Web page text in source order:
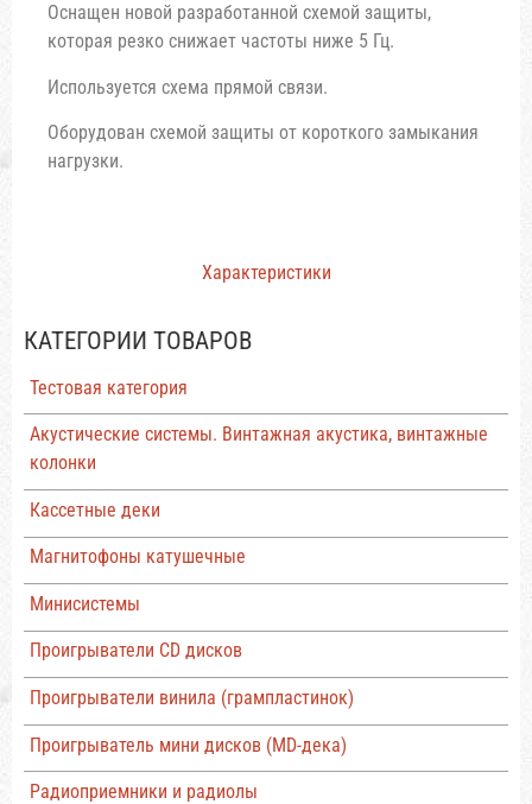
КАТЕГОРИИ ТОВАРОВ
Тестовая категория
Акустические системы. Винтажная акустика, винтажные
колонки
Кассетные деки
Магнитофоны катушечные
Минисистемы
Проигрыватели CD дисков
Проигрыватели винила (грампластинок)
Проигрыватель мини дисков (MD-дека)
Радиоприемники и радиолы
Характеристики
Оснащен новой разработанной схемой защиты,
которая резко снижает частоты ниже 5 Гц.
Используется схема прямой связи.
Оборудован схемой защиты от короткого замыкания
нагрузки.